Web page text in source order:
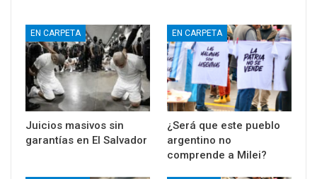
EN CARPETA
Juicios masivos sin
garantías en El Salvador
EN CARPETA
¿Será que este pueblo
argentino no
comprende a Milei?